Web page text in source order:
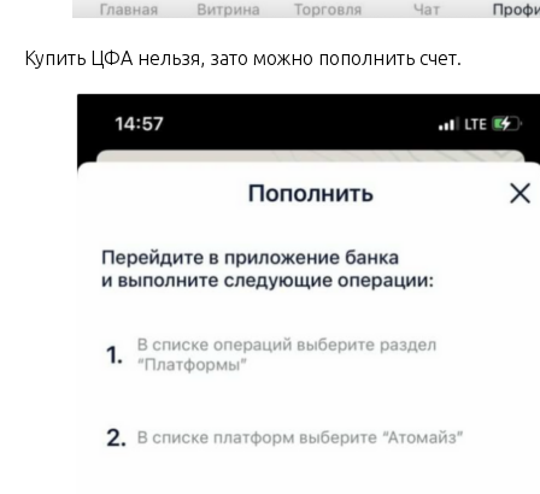
Купить ЦФА нельзя, зато можно пополнить счет.